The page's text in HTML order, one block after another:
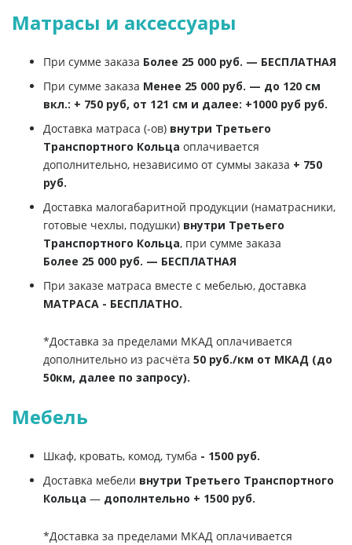
Матрасы и аксессуары
При сумме заказа Более 25 000 руб. — БЕСПЛАТНАЯ
При сумме заказа Менее 25 000 руб. — до 120 см
вкл.: + 750 руб, от 121 см и далее: +1000 руб руб.
Доставка матраса (-ов) внутри Третьего
Транспортного Кольца оплачивается
дополнительно, независимо от суммы заказа + 750
руб.
Доставка малогабаритной продукции (наматрасники,
готовые чехлы, подушки) внутри Третьего
Транспортного Кольца, при сумме заказа
Более 25 000 руб. — БЕСПЛАТНАЯ
При заказе матраса вместе с мебелью, доставка
МАТРАСА - БЕСПЛАТНО.
*Доставка за пределами МКАД оплачивается
дополнительно из расчёта 50 руб./км от МКАД (до
50км, далее по запросу).
Мебель
Шкаф, кровать, комод, тумба - 1500 руб.
Доставка мебели внутри Третьего Транспортного
Кольца — дополнтельно + 1500 руб.
*Доставка за пределами МКАД оплачивается